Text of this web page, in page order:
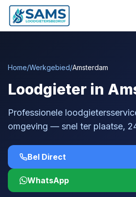
Home/Werkgebied/Amsterdam
Loodgieter in
Professionele
omgeving — snel ter plaatse,
Bel Direct
WhatsApp